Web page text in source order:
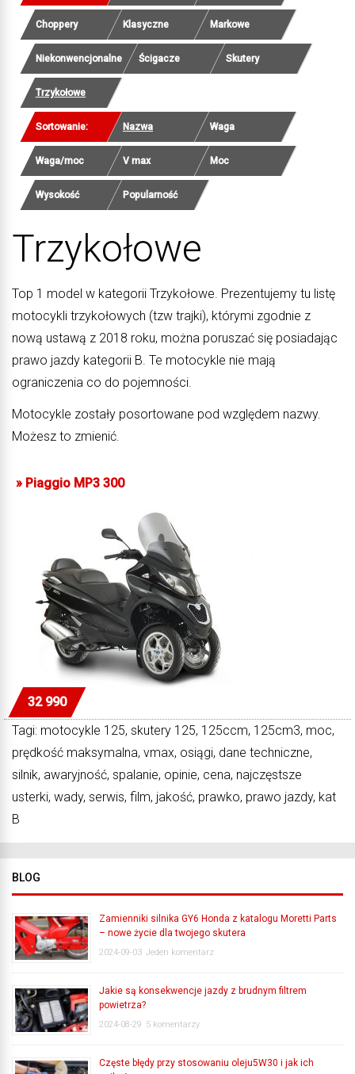
Choppery Klasyczne Markowe
Niekonwencjonalne Ścigacze Skutery
Trzykołowe
Sortowanie: Nazwa Waga
Waga/moc V max Moc
Wysokość Popularność
Trzykołowe
Top 1 model w kategorii Trzykołowe. Prezentujemy tu listę
motocykli trzykołowych (tzw trajki), którymi zgodnie z
nową ustawą z 2018 roku, można poruszać się posiadając
prawo jazdy kategorii B. Te motocykle nie mają
ograniczenia co do pojemności.
Motocykle zostały posortowane pod względem nazwy.
Możesz to zmienić.
» Piaggio MP3 300
32 990
Tagi: motocykle 125, skutery 125, 125ccm, 125cm3, moc,
prędkość maksymalna, vmax, osiągi, dane techniczne,
silnik, awaryjność, spalanie, opinie, cena, najczęstsze
usterki, wady, serwis, film, jakość, prawko, prawo jazdy, kat
B
BLOG
Zamienniki silnika GY6 Honda z katalogu Moretti Parts
– nowe życie dla twojego skutera
2024-09-03 Jeden komentarz
Jakie są konsekwencje jazdy z brudnym filtrem
powietrza?
2024-08-29 5 komentarzy
Częste błędy przy stosowaniu oleju5W30 i jak ich